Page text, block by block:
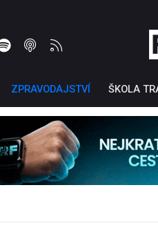
ZPRAVODAJSTVÍ ŠKOLA